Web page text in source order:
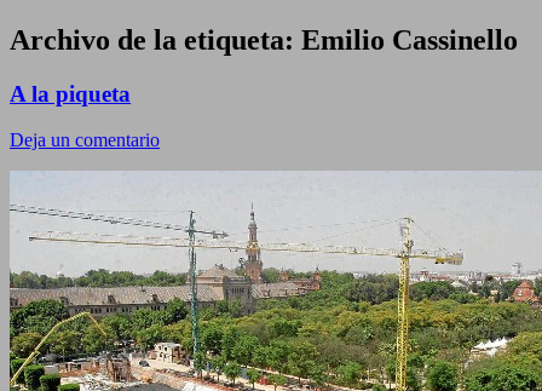
Archivo de la etiqueta: Emilio Cassinello
A la piqueta
Deja un comentario